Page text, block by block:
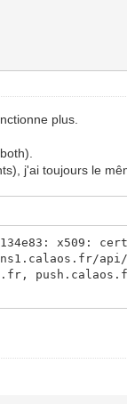
plus.
j'ai toujours le
x509: